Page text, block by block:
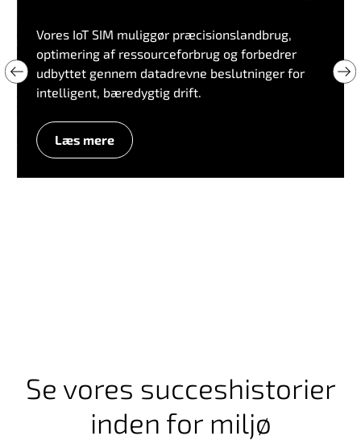
Vores IoT SIM muliggør præcisionslandbrug,
optimering af ressourceforbrug og forbedrer
udbyttet gennem datadrevne beslutninger for
intelligent, bæredygtig drift.
Læs mere
L
Se vores succeshistorier
inden for miljø